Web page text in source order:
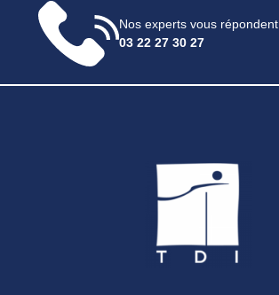
Nos experts vous répondent
03 22 27 30 27